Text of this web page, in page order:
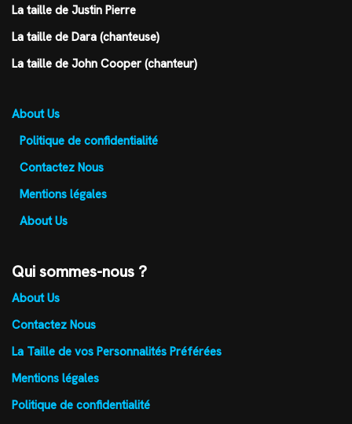
La taille de Justin Pierre
La taille de Dara (chanteuse)
La taille de John Cooper (chanteur)
About Us
Politique de confidentialité
Contactez Nous
Mentions légales
About Us
Qui sommes-nous ?
About Us
Contactez Nous
La Taille de vos Personnalités Préférées
Mentions légales
Politique de confidentialité